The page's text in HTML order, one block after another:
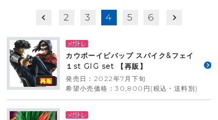
2 3 4 5 6
カウボーイビバップ スパイク&フェイ
１st GIG set 【再販】
発売日：2022年7月下旬
希望小売価格：30,800円(税込・送料別)